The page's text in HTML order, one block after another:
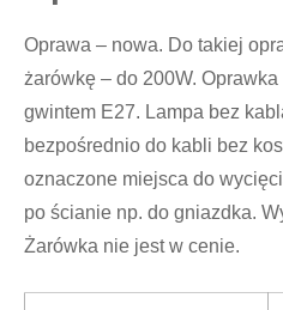
Oprawa – nowa. Do takiej
żarówkę – do 200W.
gwintem E27. Lampa bez
bezpośrednio do kabli bez
oznaczone miejsca do
po ścianie np. do gniazdka.
Żarówka nie jest w cenie.